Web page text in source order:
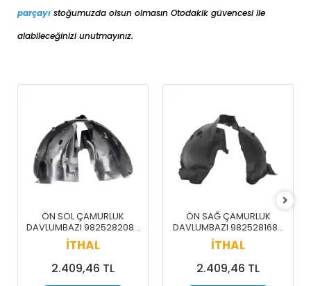
parçayı stoğumuzda olsun olmasın Otodakik güvencesi ile
alabileceğinizi unutmayınız.
ÖN SOL ÇAMURLUK
DAVLUMBAZI 9825282080
/ 3008 5008 16-20
İTHAL
2.409,46 TL
ÖN SAĞ ÇAMURLUK
DAVLUMBAZI 9825281680
/ 3008 5008 16-20
İTHAL
2.409,46 TL